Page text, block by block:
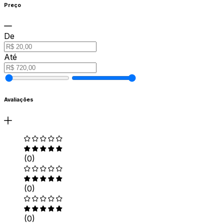
Preço
De
Até
Avaliações
(0)
(0)
(0)